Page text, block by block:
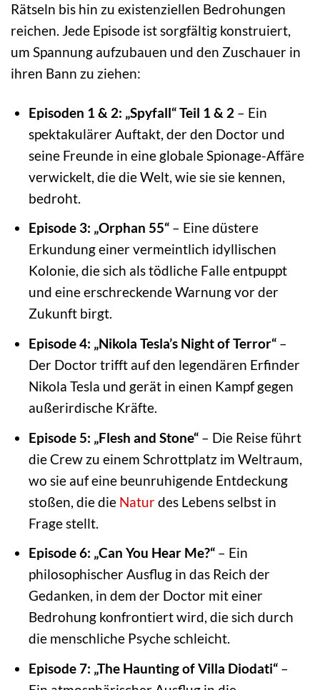
Rätseln bis hin zu existenziellen Bedrohungen
reichen. Jede Episode ist sorgfältig konstruiert,
um Spannung aufzubauen und den Zuschauer in
ihren Bann zu ziehen:
Episoden 1 & 2: „Spyfall“ Teil 1 & 2 – Ein
spektakulärer Auftakt, der den Doctor und
seine Freunde in eine globale Spionage-Affäre
verwickelt, die die Welt, wie sie sie kennen,
bedroht.
Episode 3: „Orphan 55“– Eine düstere
Erkundung einer vermeintlich idyllischen
Kolonie, die sich als tödliche Falle entpuppt
und eine erschreckende Warnung vor der
Zukunft birgt.
Episode 4: „Nikola Tesla’s Night of Terror“–
Der Doctor trifft auf den legendären Erfinder
Nikola Tesla und gerät in einen Kampf gegen
außerirdische Kräfte.
Episode 5: „Flesh and Stone“– Die Reise führt
die Crew zu einem Schrottplatz im Weltraum,
wo sie auf eine beunruhigende Entdeckung
stoßen, die die Naturdes Lebens selbst in
Frage stellt.
Episode 6: „Can You Hear Me?“– Ein
philosophischer Ausflug in das Reich der
Gedanken, in dem der Doctor mit einer
Bedrohung konfrontiert wird, die sich durch
die menschliche Psyche schleicht.
Episode 7: „The Haunting of Villa Diodati“–